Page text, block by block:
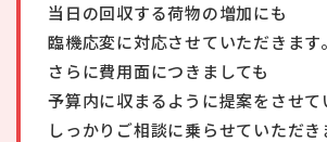
当日の回収する荷物の増加にも
臨機応変に対応させていただきます。
さらに費用面につきましても
予算内に収まるように提案をさせて
しっかりご相談に乗らせていただき